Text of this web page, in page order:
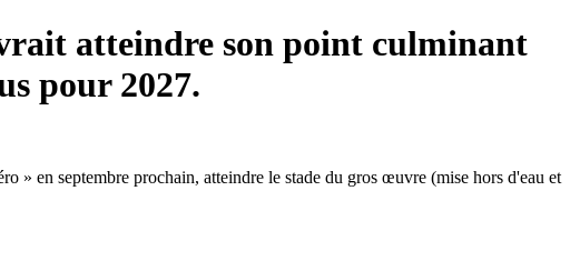
atteindre son point culminant
pour 2027.
» en septembre prochain, atteindre le stade du gros œuvre (mise hors d'eau et